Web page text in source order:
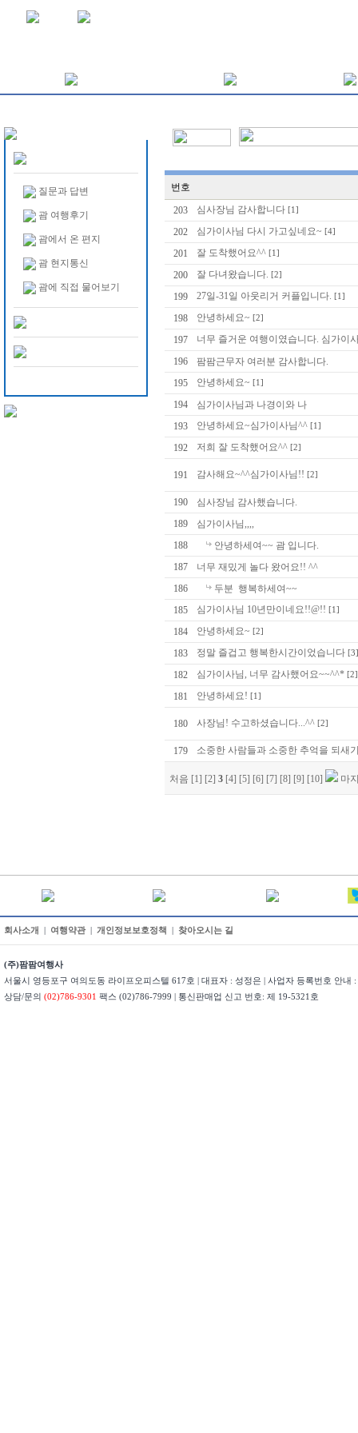
질문과 답변
괌 여행후기
괌에서 온 편지
괌 현지통신
괌에 직접 물어보기
번호
203 심사장님 감사합니다 [1]
202 심가이사님 다시 가고싶네요~ [4]
201 잘 도착했어요^^ [1]
200 잘 다녀왔습니다. [2]
199 27일-31일 아웃리거 커플입니다. [1]
198 안녕하세요~ [2]
197
너무 즐거운 여행이였습니다. 심가이
196
팜팜근무자 여러분 감사합니다.
195
안녕하세요~ [1]
194
심가이사님과 나경이와 나
193
안녕하세요~심가이사님^^ [1]
192 저희 잘 도착했어요^^ [2]
191 감사해요~^^심가이사님!! [2]
190
심사장님 감사했습니다.
189
심가이사님,,,,
188
안녕하세여~~ 괌 입니다.
187
너무 재밌게 놀다 왔어요!! ^^
186
두분 행복하세여~~
185
심가이사님 10년만이네요!!@!! [1]
184 안녕하세요~ [2]
183 정말 즐겁고 행복한시간이었습니다 [3]
182 심가이사님, 너무 감사했어요~~^^* [2]
181 안녕하세요! [1]
180 사장님! 수고하셨습니다...^^ [2]
179 소중한 사람들과 소중한 추억을 되새
처음 [1] [2] 3 [4] [5] [6] [7] [8] [9] [10] 마
회사소개 여행약관| 개인정보보호정책 찾아오시는 길
(주)팜팜여행사
서울시 영등포구 여의도동 라이프오피스텔 617호 | 대표자 : 성정은 | 사업자 등록번호 안내
상담/문의 (02)786-9301 팩스 (02)786-7999 | 통신판매업 신고 번호: 제 19-5321호